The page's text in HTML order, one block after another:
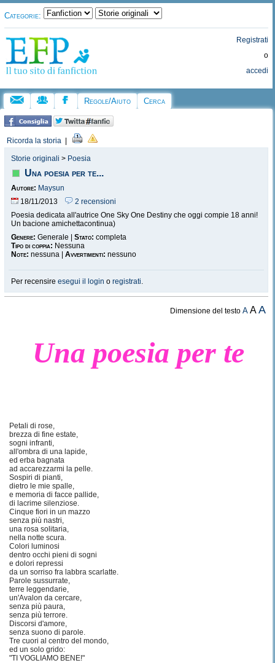
Categorie:
Registrati
o
accedi
Regole/Aiuto Cerca
Ricorda la storia
Storie originali > Poesia
Una poesia per te...
Autore: Maysun
18/11/2013
2 recensioni
Poesia dedicata all'autrice One Sky One Destiny che oggi compie 18 anni!
Un bacione amichettacontinua)
Genere: Generale | Stato: completa
Tipo di coppia: Nessuna
Note: nessuna | Avvertimenti: nessuno
Per recensire esegui il login o registrati.
Dimensione del testoA AA
Una poesia per te
Petali di rose,
brezza di fine estate,
sogni infranti,
all'ombra di una lapide,
ed erba bagnata
ad accarezzarmi la pelle.
Sospiri di pianti,
dietro le mie spalle,
e memoria di facce pallide,
di lacrime silenziose.
Cinque fiori in un mazzo
senza più nastri,
una rosa solitaria,
nella notte scura.
Colori luminosi
dentro occhi pieni di sogni
e dolori repressi
da un sorriso fra labbra scarlatte.
Parole sussurrate,
terre leggendarie,
un'Avalon da cercare,
senza più paura,
senza più terrore.
Discorsi d'amore,
senza suono di parole.
Tre cuori al centro del mondo,
ed un solo grido:
"TI VOGLIAMO BENE!"